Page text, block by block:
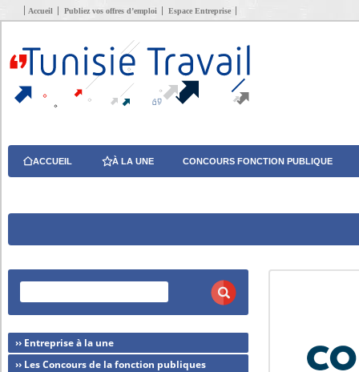
Accueil Publiez vos offres d’emploi Espace Entreprise
ACCUEIL À LA UNE CONCOURS FONCTION PUBLIQUE
›› Entreprise à la une
›› Les Concours de la fonction publiques